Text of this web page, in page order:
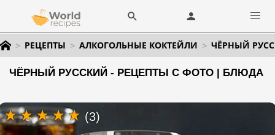
РЕЦЕПТЫ АЛКОГОЛЬНЫЕ КОКТЕЙЛИ ЧЁРНЫЙ
ЧЁРНЫЙ РУССКИЙ - РЕЦЕПТЫ С ФОТО | БЛЮДА
(3)